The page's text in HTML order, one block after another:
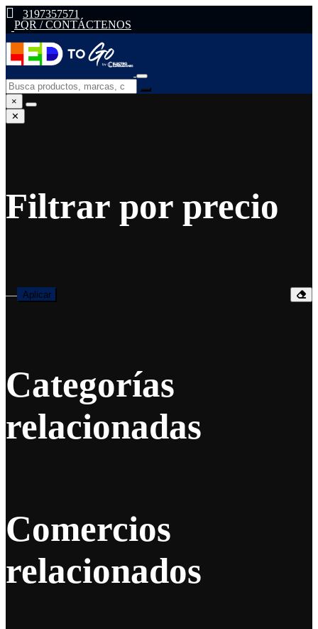
3197357571
PQR / CONTÁCTENOS
×
✕
Filtrar por precio
— Aplicar
Categorías
relacionadas
Comercios
relacionados